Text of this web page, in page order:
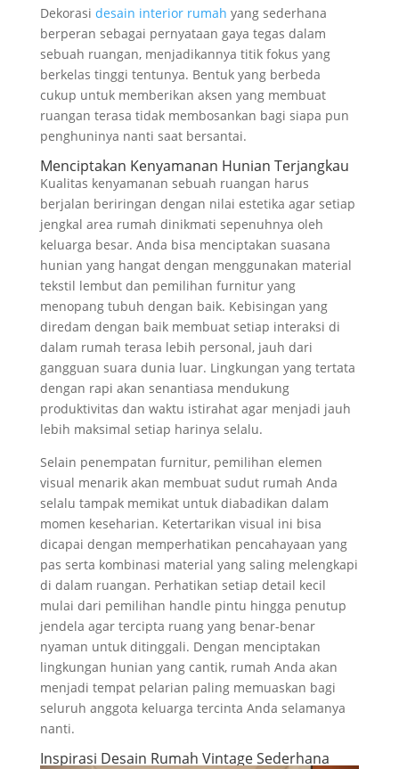
Dekorasi desain interior rumah yang sederhana
berperan sebagai pernyataan gaya tegas dalam
sebuah ruangan, menjadikannya titik fokus yang
berkelas tinggi tentunya. Bentuk yang berbeda
cukup untuk memberikan aksen yang membuat
ruangan terasa tidak membosankan bagi siapa pun
penghuninya nanti saat bersantai.
Menciptakan Kenyamanan Hunian Terjangkau
Kualitas kenyamanan sebuah ruangan harus
berjalan beriringan dengan nilai estetika agar setiap
jengkal area rumah dinikmati sepenuhnya oleh
keluarga besar. Anda bisa menciptakan suasana
hunian yang hangat dengan menggunakan material
tekstil lembut dan pemilihan furnitur yang
menopang tubuh dengan baik. Kebisingan yang
diredam dengan baik membuat setiap interaksi di
dalam rumah terasa lebih personal, jauh dari
gangguan suara dunia luar. Lingkungan yang tertata
dengan rapi akan senantiasa mendukung
produktivitas dan waktu istirahat agar menjadi jauh
lebih maksimal setiap harinya selalu.
Selain penempatan furnitur, pemilihan elemen
visual menarik akan membuat sudut rumah Anda
selalu tampak memikat untuk diabadikan dalam
momen keseharian. Ketertarikan visual ini bisa
dicapai dengan memperhatikan pencahayaan yang
pas serta kombinasi material yang saling melengkapi
di dalam ruangan. Perhatikan setiap detail kecil
mulai dari pemilihan handle pintu hingga penutup
jendela agar tercipta ruang yang benar-benar
nyaman untuk ditinggali. Dengan menciptakan
lingkungan hunian yang cantik, rumah Anda akan
menjadi tempat pelarian paling memuaskan bagi
seluruh anggota keluarga tercinta Anda selamanya
nanti.
Inspirasi Desain Rumah Vintage Sederhana